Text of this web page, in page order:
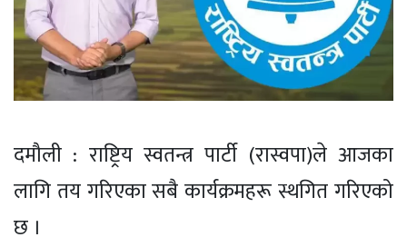
दमौली : राष्ट्रिय स्वतन्त्र पार्टी (रास्वपा)ले आजका
लागि तय गरिएका सबै कार्यक्रमहरू स्थगित गरिएको
छ ।